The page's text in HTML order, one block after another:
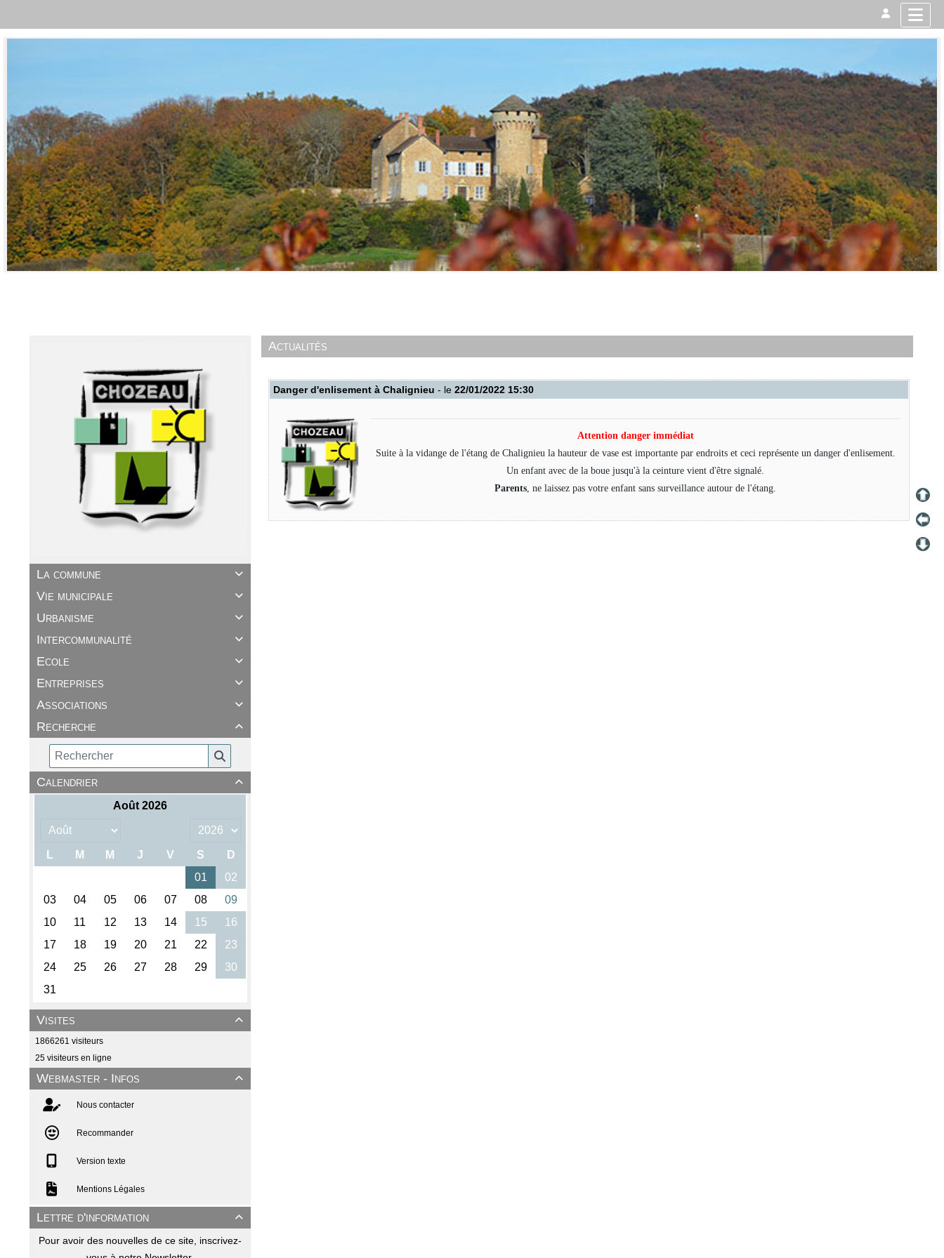

La commune

Vie municipale

Urbanisme

Intercommunalité

Ecole

Entreprises

Associations

Recherche

Calendrier

Visites
1866261 visiteurs
25 visiteurs en ligne

Webmaster - Infos
Nous contacter
Recommander
Version texte
Mentions Légales

Lettre d'information
Pour avoir des nouvelles de ce site, inscrivez-
Actualités
Danger d'enlisement à Chalignieu - le 22/01/2022 15:30
Attention danger immédiat
Suite à la vidange de l'étang de Chalignieu la hauteur de vase est importante par endroits et ceci représente un danger d'enlisement.
Un enfant avec de la boue jusqu'à la ceinture vient d'être signalé.
Parents, ne laissez pas votre enfant sans surveillance autour de l'étang.